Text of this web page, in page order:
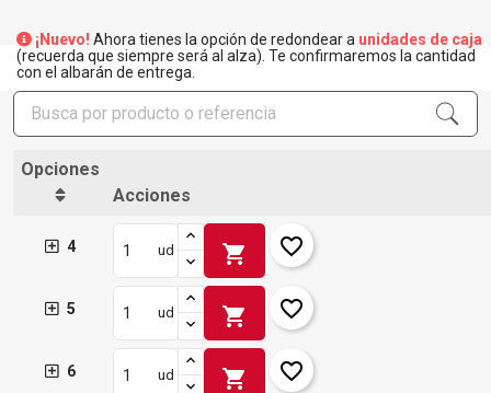
Añadir a la lista de deseos
Crear nueva lista
Nombre de la lista de deseos
Crear lista de deseos
Iniciar sesión
Debe iniciar sesión para guardar productos en su lista de
deseos.
Cancelar
¡Nuevo! Ahora tienes la opción de redondear a unidades de caja
(recuerda que siempre será al alza). Te confirmaremos la cantidad
con el albarán de entrega.
Opciones
Acciones
4 ud shopping_cart favorite_border
5 ud shopping_cart favorite_border
6 ud shopping_cart favorite_border